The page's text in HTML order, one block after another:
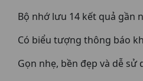
Bộ nhớ lưu 14 kết quả gần
Có biểu tượng thông báo
Gọn nhẹ, bền đẹp và dễ sử